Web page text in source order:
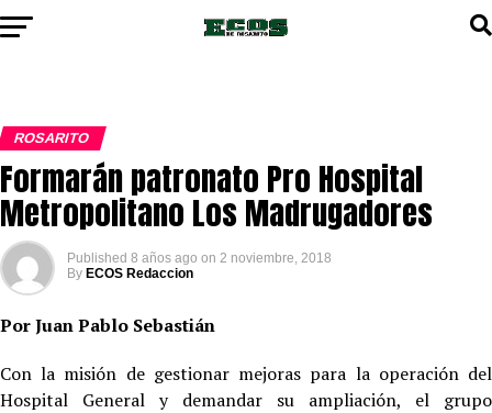
ROSARITO
Formarán patronato Pro Hospital
Metropolitano Los Madrugadores
Published 8 años ago on 2 noviembre, 2018
By ECOS Redaccion
Por Juan Pablo Sebastián
Con la misión de gestionar mejoras para la operación del
Hospital General y demandar su ampliación, el grupo